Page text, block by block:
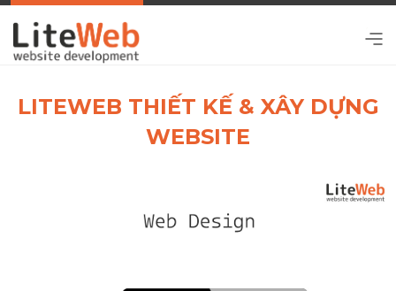
LITEWEB THIẾT KẾ & XÂY DỰNG
WEBSITE